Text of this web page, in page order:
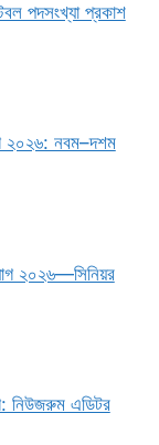
পদসংখ্যা প্রকাশ
২০২৬: নবম–দশম
২০২৬—সিনিয়র
নিউজরুম এডিটর